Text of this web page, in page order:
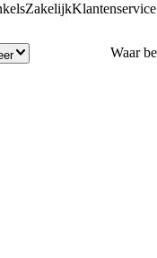
ZakelijkKlantenservice